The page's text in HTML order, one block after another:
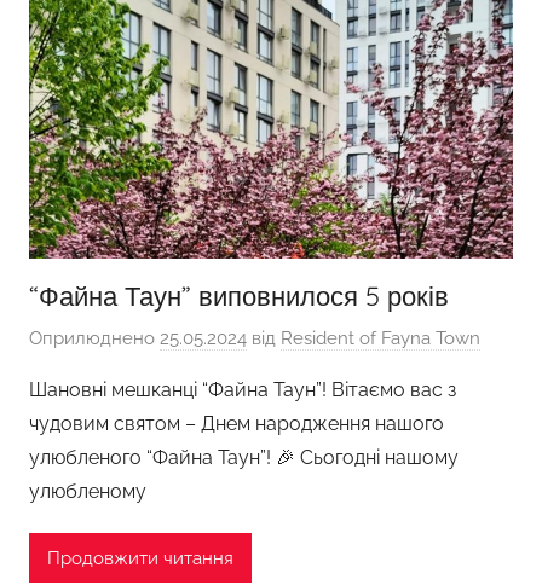
“Файна Таун” виповнилося 5 років
Оприлюднено 25.05.2024 від Resident of Fayna Town
Шановні мешканці “Файна Таун”! Вітаємо вас з
чудовим святом – Днем народження нашого
улюбленого “Файна Таун”! 🎉 Сьогодні нашому
улюбленому
Продовжити читання